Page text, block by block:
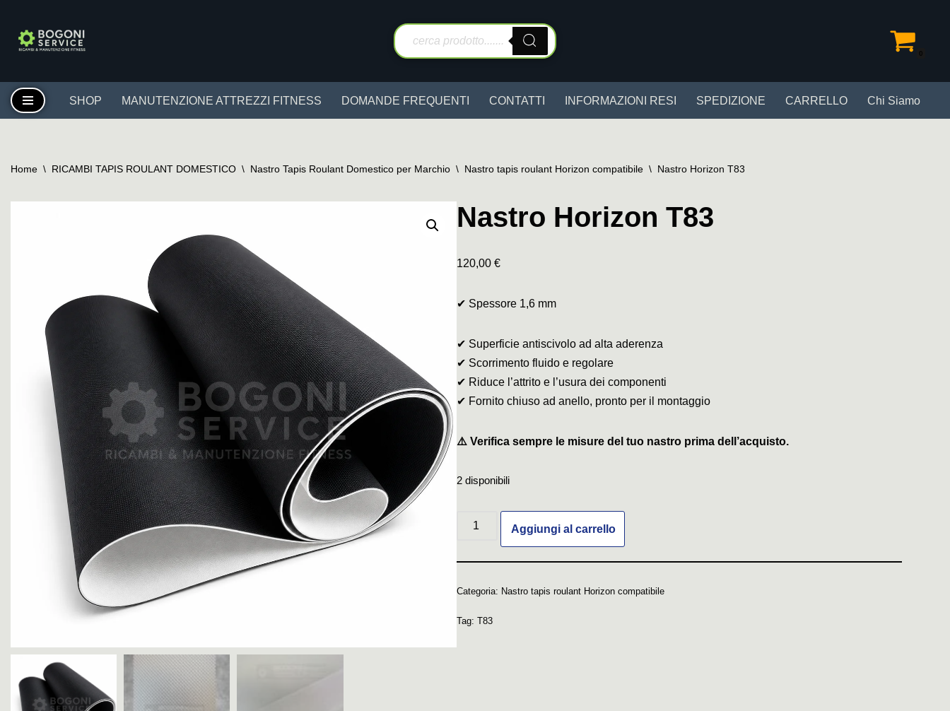
Vai
SHOP MANUTENZIONE ATTREZZI FITNESS DOMANDE FREQUENTI CONTATTI INFORMAZIONI RESI SPEDIZIONE CARRELLO Chi Siamo
Home \ RICAMBI TAPIS ROULANT DOMESTICO \ Nastro Tapis Roulant Domestico per Marchio \ Nastro tapis roulant Horizon compatibile \ Nastro Horizon T83
Nastro Horizon T83
120,00 €
✔ Spessore 1,6 mm
✔ Superficie antiscivolo ad alta aderenza
✔ Scorrimento fluido e regolare
✔ Riduce l’attrito e l’usura dei componenti
✔ Fornito chiuso ad anello, pronto per il montaggio
⚠️ Verifica sempre le misure del tuo nastro prima dell’acquisto.
2 disponibili
Aggiungi al carrello
Categoria: Nastro tapis roulant Horizon compatibile
Tag: T83